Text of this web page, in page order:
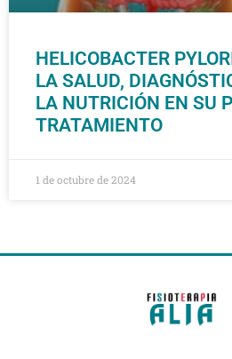
HELICOBACTER
LA SALUD,
LA NUTRICIÓN EN SU
TRATAMIENTO
1 de octubre de 2024